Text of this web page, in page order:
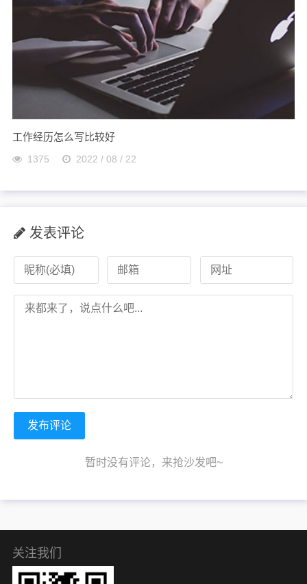
工作经历怎么写比较好
1375 2022 / 08 / 22
发表评论
发布评论
暂时没有评论，来抢沙发吧~
关注我们